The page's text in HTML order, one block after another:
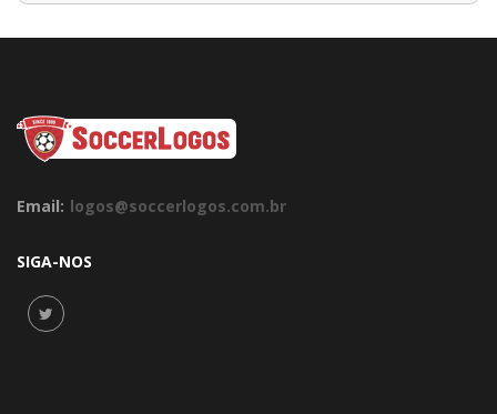
Email: logos@soccerlogos.com.br
SIGA-NOS